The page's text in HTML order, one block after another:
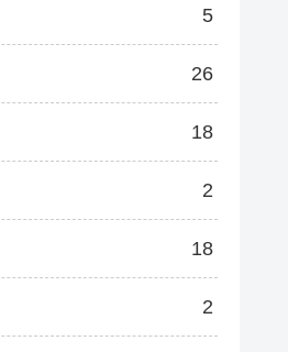
5
26
18
2
18
2